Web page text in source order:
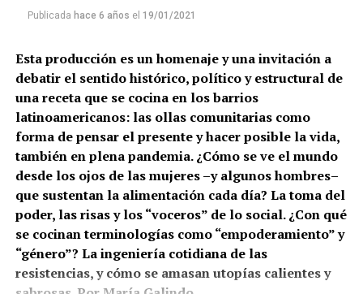
Publicada hace 6 años el 19/01/2021
Esta producción es un homenaje y una invitación a
debatir el sentido histórico, político y estructural de
una receta que se cocina en los barrios
latinoamericanos: las ollas comunitarias como
forma de pensar el presente y hacer posible la vida,
también en plena pandemia. ¿Cómo se ve el mundo
desde los ojos de las mujeres –y algunos hombres–
que sustentan la alimentación cada día? La toma del
poder, las risas y los “voceros” de lo social. ¿Con qué
se cocinan terminologías como “empoderamiento” y
“género”? La ingeniería cotidiana de las
resistencias, y cómo se amasan utopías calientes y